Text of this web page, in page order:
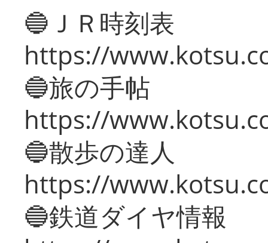
🔵ＪＲ時刻表
https://
🔵旅の手帖
https://
🔵散歩の達人
https://
🔵鉄道ダイヤ情報